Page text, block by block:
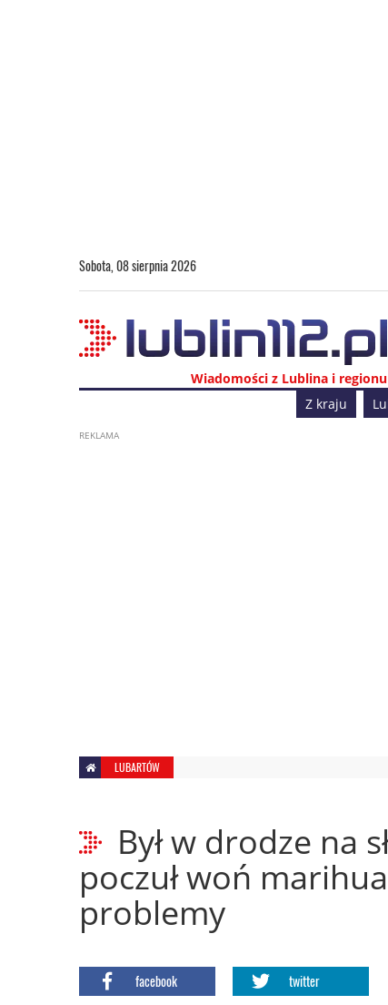
Sobota, 08 sierpnia 2026
Wiadomości z Lublina i regionu
Z kraju
LUBARTÓW
Był w drodze na
poczuł woń
problemy
facebook twitter